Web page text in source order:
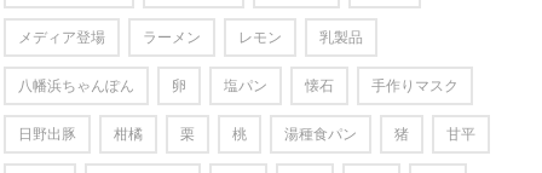
メディア登場 ラーメン レモン 乳製品
八幡浜ちゃんぽん 卵 塩パン 懐石 手作りマスク
日野出豚 柑橘 栗 桃 湯種食パン 猪 甘平